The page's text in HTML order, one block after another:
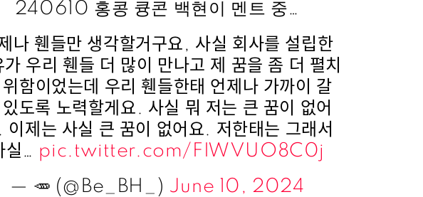
240610 홍콩 큥콘 백현이 멘트 중…
나 휀들만 생각할거구요, 사실 회사를 설립한
가 우리 휀들 더 많이 만나고 제 꿈을 좀 더 펼치
함이었는데 우리 휀들한태 언제나 가까이 갈
도록 노력할게요. 사실 뭐 저는 큰 꿈이 없어
이제는 사실 큰 꿈이 없어요. 저한태는 그래서
실… pic.twitter.com/FIWVUO8C0j
— 🥕 (@Be_BH_) June 10, 2024